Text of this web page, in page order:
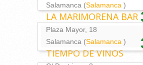
Salamanca (Salamanca )
LA MARIMORENA BAR
Plaza Mayor, 18
Salamanca (Salamanca )
TIEMPO DE VINOS